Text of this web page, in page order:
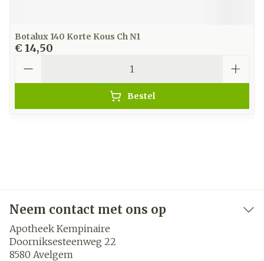
Botalux 140 Korte Kous Ch N1
€ 14,50
Bestel
Neem contact met ons op
Apotheek Kempinaire
Doorniksesteenweg 22
8580 Avelgem